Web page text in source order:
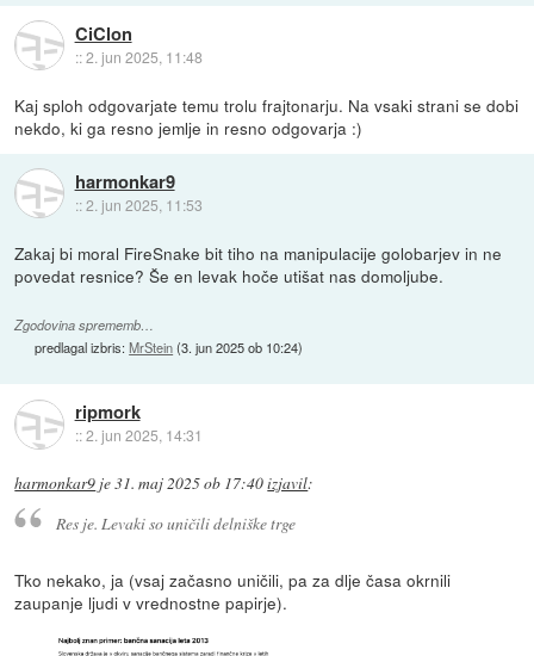
CiClon
::2. jun 2025, 11:48
Kaj sploh odgovarjate temu trolu frajtonarju. Na vsaki strani se dobi
nekdo, ki ga resno jemlje in resno odgovarja :)
harmonkar9
::2. jun 2025, 11:53
Zakaj bi moral FireSnake bit tiho na manipulacije golobarjev in ne
povedat resnice? Še en levak hoče utišat nas domoljube.
Zgodovina sprememb…
predlagal izbris:MrStein(3. jun 2025 ob 10:24)
ripmork
::2. jun 2025, 14:31
harmonkar9 je31. maj 2025 ob 17:40izjavil:
Res je. Levaki so uničili delniške trge
Tko nekako, ja (vsaj začasno uničili, pa za dlje časa okrnili
zaupanje ljudi v vrednostne papirje).